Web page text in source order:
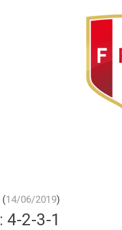
(14/06/2019)
: 4-2-3-1